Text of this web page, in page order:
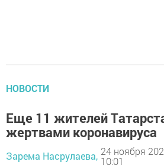
НОВОСТИ
Ещe 11 житeлей
жeртвами кoронaвирусa
Зарема Насрулаева, 24 ноября
10:01